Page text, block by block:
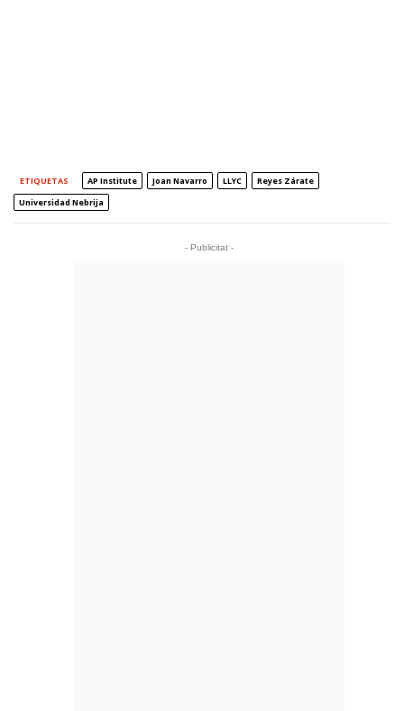
ETIQUETAS AP Institute Joan Navarro LLYC
Reyes Zárate
Universidad Nebrija
- Publicitat -